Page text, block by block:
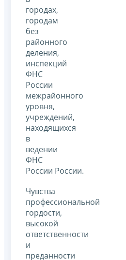
городах,
городам
без
районного
деления,
инспекций
ФНС
России
межрайонного
уровня,
учреждений,
находящихся
в
ведении
ФНС
России России.
Чувства
профессиональной
гордости,
высокой
ответственности
и
преданности